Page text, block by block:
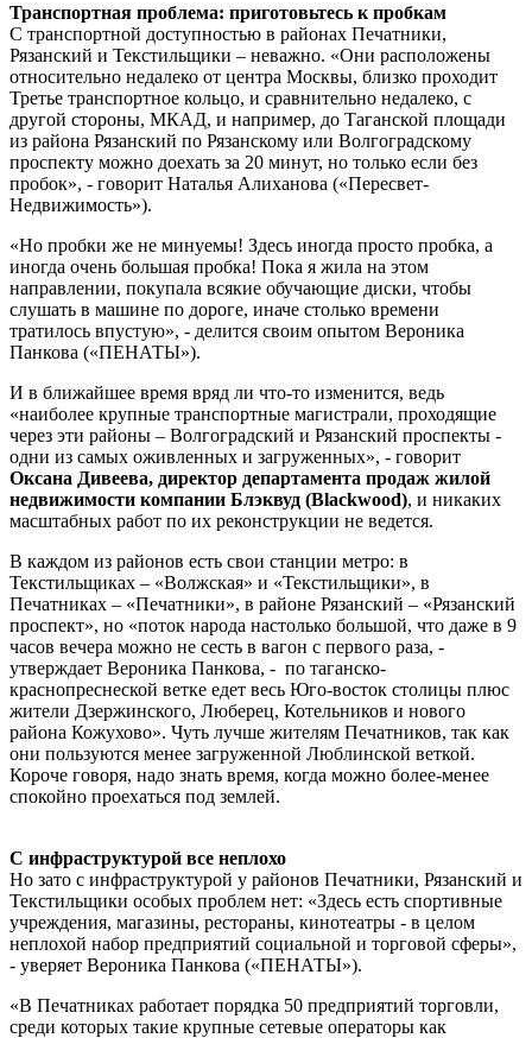
Транспортная проблема: приготовьтесь к пробкам
С транспортной доступностью в районах Печатники,
Рязанский и Текстильщики – неважно. «Они расположены
относительно недалеко от центра Москвы, близко проходит
Третье транспортное кольцо, и сравнительно недалеко, с
другой стороны, МКАД, и например, до Таганской площади
из района Рязанский по Рязанскому или Волгоградскому
проспекту можно доехать за 20 минут, но только если без
пробок», - говорит Наталья Алиханова («Пересвет-
Недвижимость»).
«Но пробки же не минуемы! Здесь иногда просто пробка, а
иногда очень большая пробка! Пока я жила на этом
направлении, покупала всякие обучающие диски, чтобы
слушать в машине по дороге, иначе столько времени
тратилось впустую», - делится своим опытом Вероника
Панкова («ПЕНАТЫ»).
И в ближайшее время вряд ли что-то изменится, ведь
«наиболее крупные транспортные магистрали, проходящие
через эти районы – Волгоградский и Рязанский проспекты -
одни из самых оживленных и загруженных», - говорит
Оксана Дивеева, директор департамента продаж жилой
недвижимости компании Блэквуд (Blackwood), и никаких
масштабных работ по их реконструкции не ведется.
В каждом из районов есть свои станции метро: в
Текстильщиках – «Волжская» и «Текстильщики», в
Печатниках – «Печатники», в районе Рязанский – «Рязанский
проспект», но «поток народа настолько большой, что даже в 9
часов вечера можно не сесть в вагон с первого раза, -
утверждает Вероника Панкова, - по таганско-
краснопреснеской ветке едет весь Юго-восток столицы плюс
жители Дзержинского, Люберец, Котельников и нового
района Кожухово». Чуть лучше жителям Печатников, так как
они пользуются менее загруженной Люблинской веткой.
Короче говоря, надо знать время, когда можно более-менее
спокойно проехаться под землей.
С инфраструктурой все неплохо
Но зато с инфраструктурой у районов Печатники, Рязанский и
Текстильщики особых проблем нет: «Здесь есть спортивные
учреждения, магазины, рестораны, кинотеатры - в целом
неплохой набор предприятий социальной и торговой сферы»,
- уверяет Вероника Панкова («ПЕНАТЫ»).
«В Печатниках работает порядка 50 предприятий торговли,
среди которых такие крупные сетевые операторы как